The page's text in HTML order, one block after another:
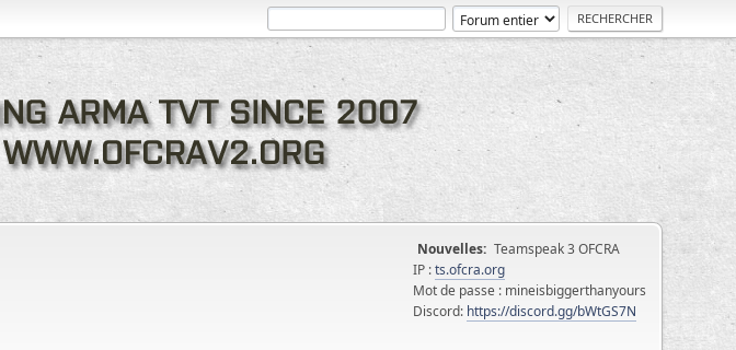
Nouvelles: Teamspeak 3 OFCRA
IP :ts.ofcra.org
Mot de passe : mineisbiggerthanyours
Discord: https://discord.gg/bWtGS7N